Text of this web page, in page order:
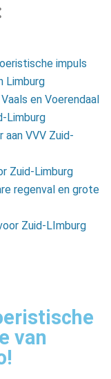
impuls
Limburg
en Voerendaal
Limburg
aan VVV Zuid-
Zuid-Limburg
regenval en grote
Zuid-LImburg
van